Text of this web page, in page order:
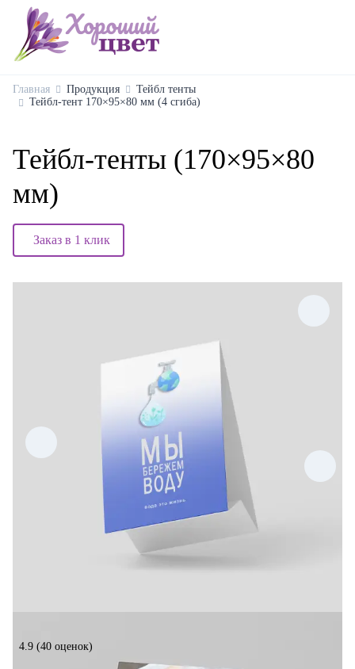
Главная Продукция
Тейбл тенты
Тейбл-тент 170×95×80 мм (4 сгиба)
Тейбл-тенты (170×95×80
мм)
Заказ в 1 клик
4.9 (40 оценок)